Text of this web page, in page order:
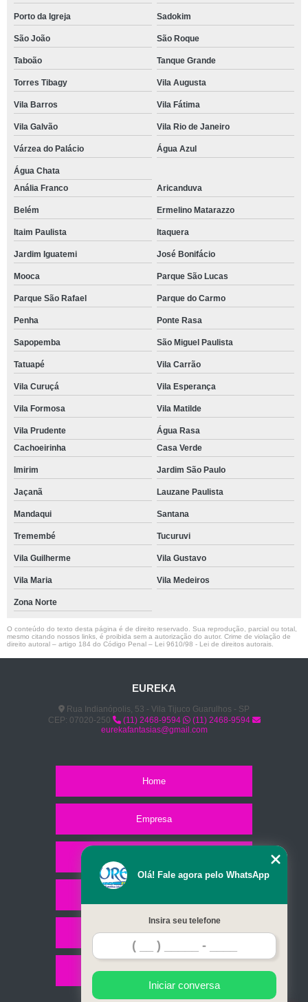
Porto da Igreja Sadokim
São João São Roque
Taboão Tanque Grande
Torres Tibagy Vila Augusta
Vila Barros Vila Fátima
Vila Galvão Vila Rio de Janeiro
Várzea do Palácio Água Azul
Água Chata
Anália Franco
Aricanduva
Belém Ermelino Matarazzo
Itaim Paulista Itaquera
Jardim Iguatemi José Bonifácio
Mooca Parque São Lucas
Parque São Rafael Parque do Carmo
Penha Ponte Rasa
Sapopemba São Miguel Paulista
Tatuapé Vila Carrão
Vila Curuçá Vila Esperança
Vila Formosa Vila Matilde
Vila Prudente
Água Rasa
Cachoeirinha
Casa Verde
Imirim Jardim São Paulo
Jaçanã Lauzane Paulista
Mandaqui Santana
Tremembé Tucuruvi
Vila Guilherme Vila Gustavo
Vila Maria Vila Medeiros
Zona Norte
O conteúdo do texto desta página é de direito reservado. Sua reprodução, parcial ou total,
mesmo citando nossos links, é proibida sem a autorização do autor. Crime de violação de
direito autoral – artigo 184 do Código Penal – Lei 9610/98 - Lei de direitos autorais
EUREKA
Rua Indianópolis, 53 - Vila Tijuco Guarulhos - SP
CEP: 07020-250
(11) 2468-9594
(11) 2468-9594
eurekafantasias@gmail.com
Home
Empresa
Contato
Mapa do site
Olá! Fale agora pelo WhatsApp
Insira seu telefone
Iniciar conversa